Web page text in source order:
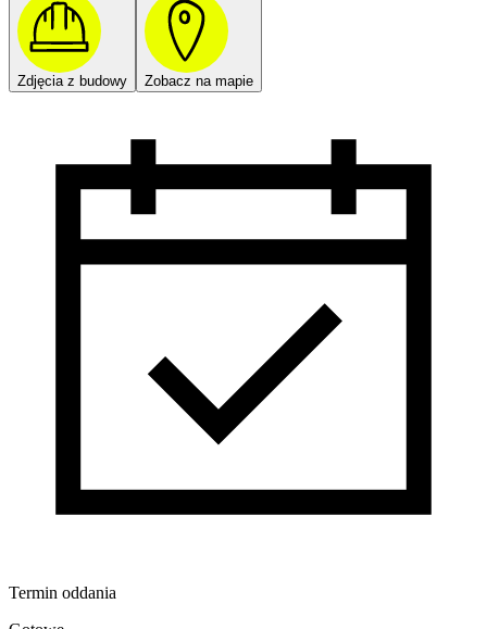
Zdjęcia z budowy Zobacz na mapie
Termin oddania